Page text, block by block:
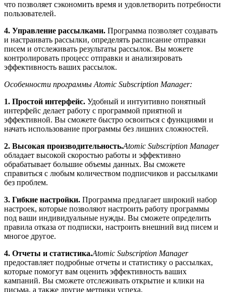
что позволяет сэкономить время и удовлетворить потребности
пользователей.
4. Управление рассылками. Программа позволяет создавать
и настраивать рассылки, определять расписание отправки
писем и отслеживать результаты рассылок. Вы можете
контролировать процесс отправки и анализировать
эффективность ваших рассылок.
Особенности программы Atomic Subscription Manager:
1. Простой интерфейс. Удобный и интуитивно понятный
интерфейс делает работу с программой приятной и
эффективной. Вы сможете быстро освоиться с функциями и
начать использование программы без лишних сложностей.
2. Высокая производительность.Atomic Subscription Manager
обладает высокой скоростью работы и эффективно
обрабатывает большие объемы данных. Вы сможете
справиться с любым количеством подписчиков и рассылками
без проблем.
3. Гибкие настройки. Программа предлагает широкий набор
настроек, которые позволяют настроить работу программы
под ваши индивидуальные нужды. Вы сможете определить
правила отказа от подписки, настроить внешний вид писем и
многое другое.
4. Отчеты и статистика.Atomic Subscription Manager
предоставляет подробные отчеты и статистику о рассылках,
которые помогут вам оценить эффективность ваших
кампаний. Вы сможете отслеживать открытие и клики на
письма, а также другие метрики успеха.